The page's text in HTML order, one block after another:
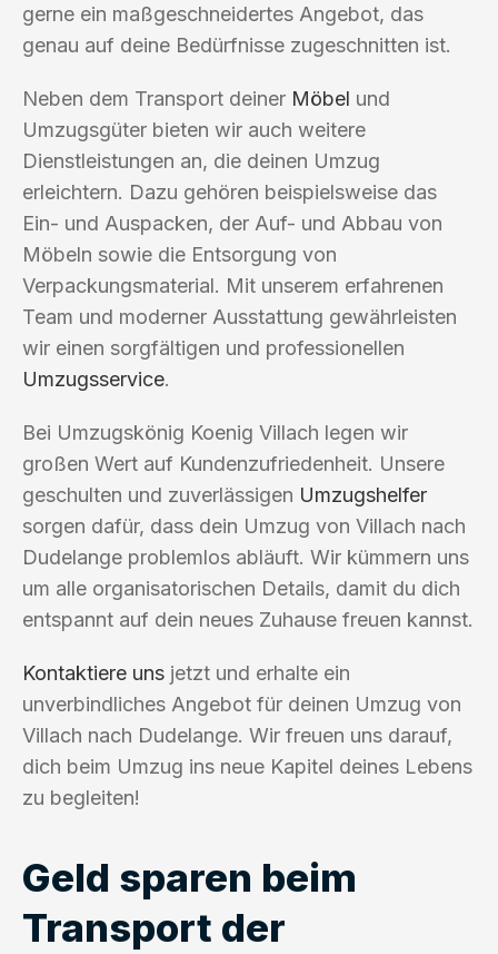
gerne ein maßgeschneidertes Angebot, das
genau auf deine Bedürfnisse zugeschnitten ist.
Neben dem Transport deiner Möbel und
Umzugsgüter bieten wir auch weitere
Dienstleistungen an, die deinen Umzug
erleichtern. Dazu gehören beispielsweise das
Ein- und Auspacken, der Auf- und Abbau von
Möbeln sowie die Entsorgung von
Verpackungsmaterial. Mit unserem erfahrenen
Team und moderner Ausstattung gewährleisten
wir einen sorgfältigen und professionellen
Umzugsservice.
Bei Umzugskönig Koenig Villach legen wir
großen Wert auf Kundenzufriedenheit. Unsere
geschulten und zuverlässigen Umzugshelfer
sorgen dafür, dass dein Umzug von Villach nach
Dudelange problemlos abläuft. Wir kümmern uns
um alle organisatorischen Details, damit du dich
entspannt auf dein neues Zuhause freuen kannst.
Kontaktiere uns jetzt und erhalte ein
unverbindliches Angebot für deinen Umzug von
Villach nach Dudelange. Wir freuen uns darauf,
dich beim Umzug ins neue Kapitel deines Lebens
zu begleiten!
Geld sparen beim
Transport der